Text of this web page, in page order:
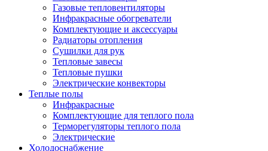
Газовые тепловентиляторы
Инфракрасные обогреватели
Комплектующие и аксессуары
Радиаторы отопления
Сушилки для рук
Тепловые завесы
Тепловые пушки
Электрические конвекторы
Теплые полы
Инфракрасные
Комплектующие для теплого пола
Терморегуляторы теплого пола
Электрические
Холодоснабжение